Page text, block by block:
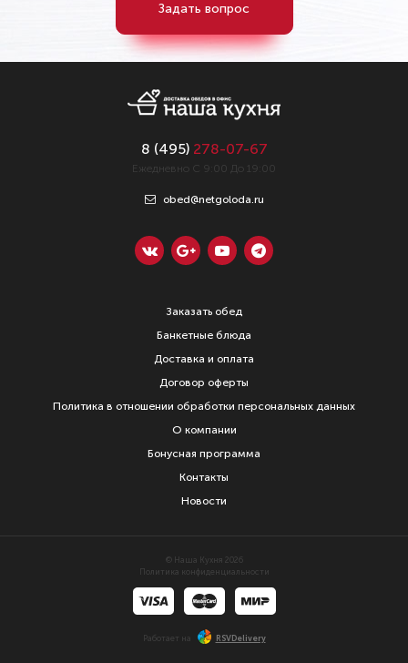
Задать вопрос
8 (495) 278-07-67
Ежедневно С 9:00 До 19:00
obed@netgoloda.ru
Заказать обед
Банкетные блюда
Доставка и оплата
Договор оферты
Политика в отношении обработки персональных данных
О компании
Бонусная программа
Контакты
Новости
© Наша Кухня 2026
Политика конфиденциальности
Работает на RSVDelivery